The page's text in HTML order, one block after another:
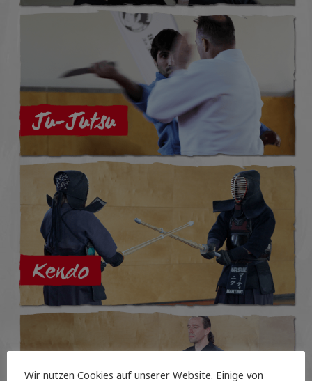
Wir nutzen Cookies auf unserer Website. Einige von